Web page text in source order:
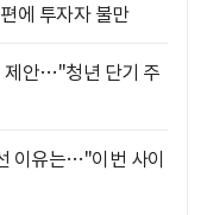
에 투자자 불만
제안…"청년 단기 주
이유는…"이번 사이